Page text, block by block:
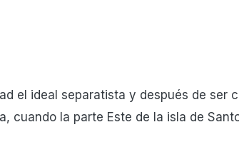
el ideal separatista y después de ser
cuando la parte Este de la isla de